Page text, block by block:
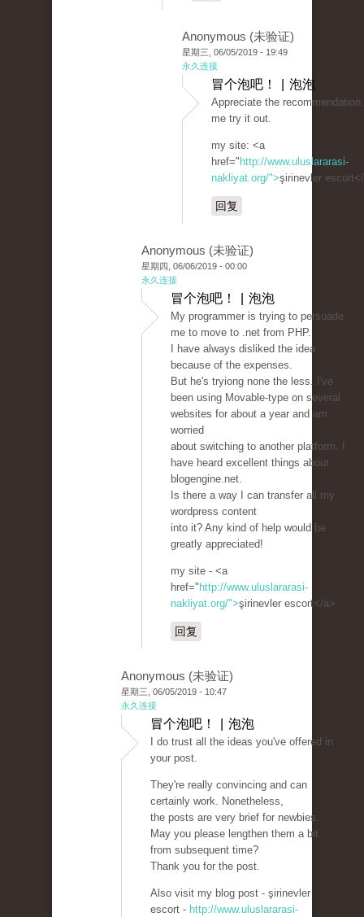
Anonymous (未验证)
星期三, 06/05/2019 - 19:49
永久连接
冒个泡吧！ | 泡泡
Appreciate the
me try it out.
my site: <a
href=" http://www.uluslararasi-
nakliyat.org/">şirinevler
回复
Anonymous (未验证)
星期四, 06/06/2019 - 00:00
永久连接
冒个泡吧！ | 泡泡
My programmer is trying to persuade
me to move to .net from PHP.
I have always disliked the idea
because of the expenses.
But he's tryiong none the less. I've
been using Movable-type on several
websites for about a year and am
worried
about switching to another platform. I
have heard excellent things about
blogengine.net.
Is there a way I can transfer all my
wordpress content
into it? Any kind of help would be
greatly appreciated!
my site - <a
href=" http://www.uluslararasi-
nakliyat.org/">şirinevler escort</a>
回复
Anonymous (未验证)
星期三, 06/05/2019 - 10:47
永久连接
冒个泡吧！ | 泡泡
I do trust all the ideas you've offered in
your post.
They're really convincing and can
certainly work. Nonetheless,
the posts are very brief for newbies.
May you please lengthen them a bit
from subsequent time?
Thank you for the post.
Also visit my blog post - şirinevler
escort - http://www.uluslararasi-